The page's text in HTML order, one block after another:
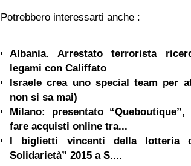
Potrebbero interessarti anche :
Albania. Arrestato terrorista
legami con Califfato
Israele crea uno special team per
non si sa mai)
Milano: presentato
fare acquisti online tra...
I biglietti vincenti della lotteria
Solidarietà” 2015 a S....